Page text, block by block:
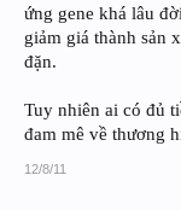
ứng gene khá lâu
giảm giá thành sản
đặn.
Tuy nhiên ai có đủ
đam mê về thương
12/8/11